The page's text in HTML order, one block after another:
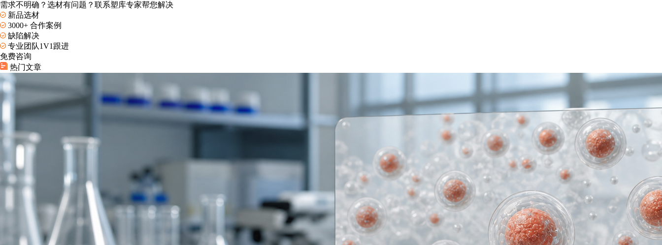
需求不明确？选材有问题？联系塑库专家帮您解决
新品选材
3000+ 合作案例
缺陷解决
专业团队1V1跟进
免费咨询
热门文章